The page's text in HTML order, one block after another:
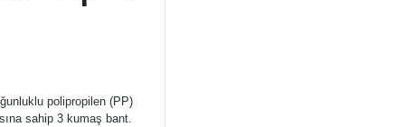
polipropilen (PP)
sahip 3 kumaş bant.